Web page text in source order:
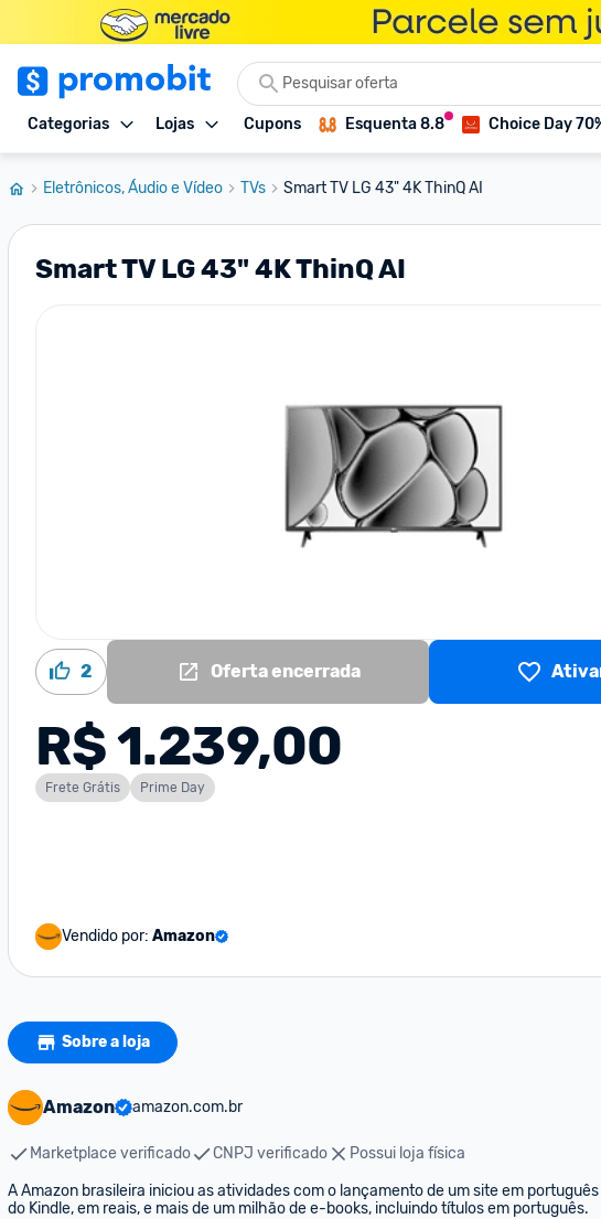
Categorias Lojas Cupons Esquenta 8.8 Choice Day
Eletrônicos, Áudio e Vídeo TVs Smart TV LG 43" 4K ThinQ AI
Smart TV LG 43" 4K ThinQ AI
2 Oferta encerrada
R$ 1.239,00
Frete Grátis Prime Day
Vendido por: Amazon
Sobre a loja
Amazon amazon.com.br
Marketplace verificado CNPJ verificado
Possui loja física
A Amazon brasileira iniciou as atividades com o lançamento de um site em
do Kindle, em reais, e mais de um milhão de e-books, incluindo títulos em português.